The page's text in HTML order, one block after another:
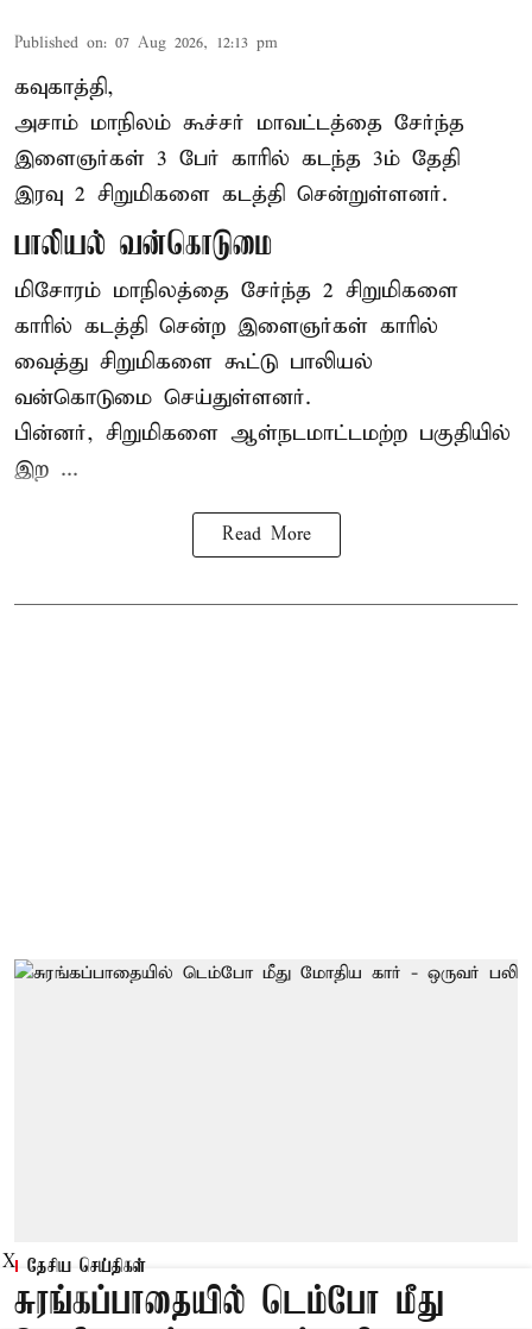
Published on: 07 Aug 2026, 12:13 pm
கவுகாத்தி,
அசாம் மாநிலம் கூச்சர் மாவட்டத்தை சேர்ந்த
இளைஞர்கள் 3 பேர் காரில் கடந்த 3ம் தேதி
இரவு 2 சிறுமிகளை கடத்தி சென்றுள்ளனர்.
பாலியல் வன்கொடுமை
மிசோரம் மாநிலத்தை சேர்ந்த 2 சிறுமிகளை
காரில் கடத்தி சென்ற இளைஞர்கள் காரில்
வைத்து சிறுமிகளை கூட்டு பாலியல்
வன்கொடுமை செய்துள்ளனர்.
பின்னர், சிறுமிகளை ஆள்நடமாட்டமற்ற பகுதியில்
இற ...
Read More
தேசிய செய்திகள்
சுரங்கப்பாதையில் டெம்போ மீது
X